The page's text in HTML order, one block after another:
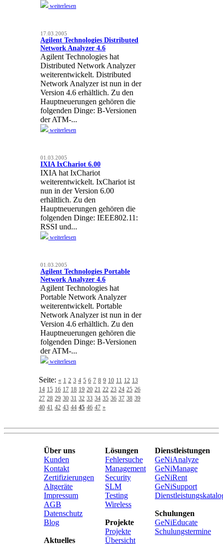
weiterlesen
17.03.2005
Agilent Technologies Distributed
Network Analyzer 4.6
Agilent Technologies hat
Distributed Network Analyzer
weiterentwickelt. Distributed
Network Analyzer ist nun in der
Version 4.6 erhältlich. Zu den
Hauptneuerungen gehören die
folgenden Dinge: B-Versionen
der ATM-...
weiterlesen
01.03.2005
IXIA IxChariot 6.00
IXIA hat IxChariot
weiterentwickelt. IxChariot ist
nun in der Version 6.00
erhältlich. Zu den
Hauptneuerungen gehören die
folgenden Dinge: IEEE802.11:
RSSI und...
weiterlesen
01.03.2005
Agilent Technologies Portable
Network Analyzer 4.6
Agilent Technologies hat
Portable Network Analyzer
weiterentwickelt. Portable
Network Analyzer ist nun in der
Version 4.6 erhältlich. Zu den
Hauptneuerungen gehören die
folgenden Dinge: B-Versionen
der ATM-...
weiterlesen
Seite: « 1 2 3 4 5 6 7 8 9 10 11 12 13
14 15 16 17 18 19 20 21 22 23 24 25 26
27 28 29 30 31 32 33 34 35 36 37 38 39
40 41 42 43 44 45 46 47 »
Über uns
Kunden
Kontakt
Zertifizierungen
Altgeräte
Impressum
AGB
Datenschutz
Blog
Aktuelles
Lösungen
Fehlersuche
Management
Security
SLM
Testing
Wireless
Projekte
Projekte
Übersicht
Dienstleistungen
GeNiAnalyze
GeNiManage
GeNiRent
GeNiSupport
Schulungen
GeNiEducate
Schulungstermine